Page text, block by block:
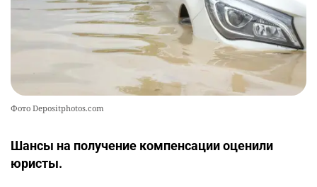
Фото Depositphotos.com
Шансы на получение компенсации оценили
юристы.